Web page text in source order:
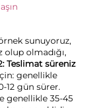
sunuyoruz,
olmadığı,
Teslimat süreniz
genellikle
12 gün sürer.
genellikle 35-45